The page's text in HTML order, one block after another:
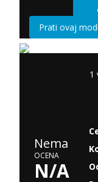
Prati ovaj
1
Nema
OCENA
N/A